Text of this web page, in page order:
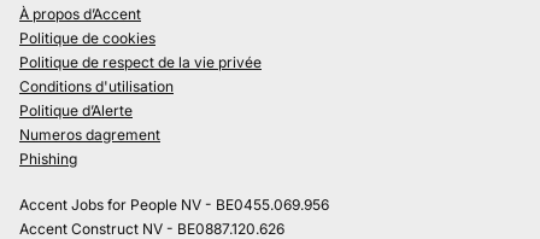
À propos d’Accent
Politique de cookies
Politique de respect de la vie privée
Conditions d'utilisation
Politique d’Alerte
Numeros dagrement
Phishing
Accent Jobs for People NV - BE0455.069.956
Accent Construct NV - BE0887.120.626